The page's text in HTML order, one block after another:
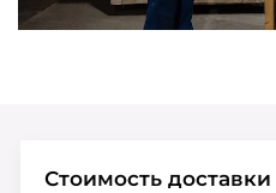
Стоимость доставки